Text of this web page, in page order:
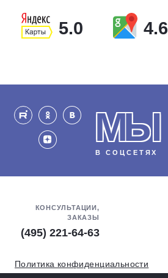
5.0 4.6
МЫ
В СОЦСЕТЯХ
КОНСУЛЬТАЦИИ,
ЗАКАЗЫ
(495) 221-64-63
Политика конфиденциальности
Обработка персональных данных